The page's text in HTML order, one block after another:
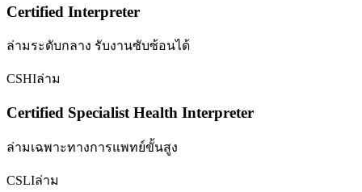
Certified Interpreter
ล่ามระดับกลาง รับงานซับซ้อนได้
CSHIล่าม
Certified Specialist Health Interpreter
ล่ามเฉพาะทางการแพทย์ขั้นสูง
CSLIล่าม